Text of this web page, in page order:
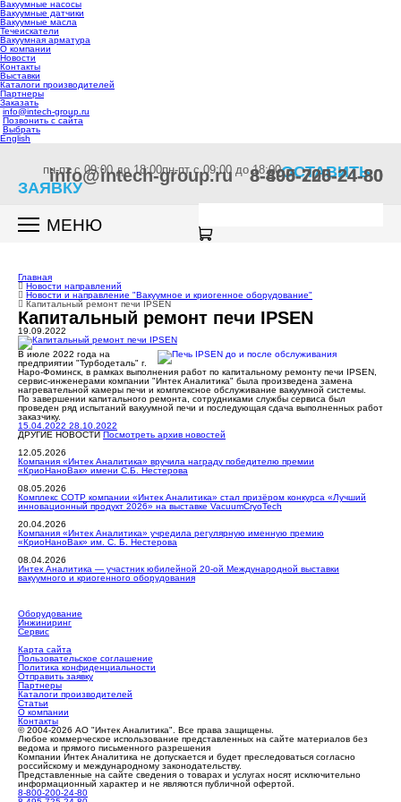
Вакуумные насосы
Вакуумные датчики
Вакуумные масла
Течеискатели
Вакуумная арматура
О компании
Новости
Контакты
Выставки
Каталоги производителей
Партнеры
Заказать
info@intech-group.ru
Позвонить с сайта
Выбрать
English
8-800-200-24-80
пн-пт c 09:00 до 18:00 8-495-725-24-80
пн-пт c 09:00 до 18:00
info@intech-group.ru
ОСТАВИТЬ
ЗАЯВКУ
МЕНЮ
Главная
Новости направлений
Новости и направление "Вакуумное и криогенное оборудование"
Капитальный ремонт печи IPSEN
Капитальный ремонт печи IPSEN
19.09.2022
В июле 2022 года на
предприятии "Турбодеталь" г.
Наро-Фоминск, в рамках выполнения работ по капитальному ремонту печи IPSEN,
сервис-инженерами компании "Интек Аналитика" была произведена замена
нагревательной камеры печи и комплексное обслуживание вакуумной системы.
По завершении капитального ремонта, сотрудниками службы сервиса был
проведен ряд испытаний вакуумной печи и последующая сдача выполненных работ
заказчику.
15.04.2022 28.10.2022
ДРУГИЕ НОВОСТИ Посмотреть архив новостей
12.05.2026
Компания «Интек Аналитика» вручила награду победителю премии
«КриоНаноВак» имени С.Б. Нестерова
08.05.2026
Комплекс СОТР компании «Интек Аналитика» стал призёром конкурса «Лучший
инновационный продукт 2026» на выставке VacuumCryoTech
20.04.2026
Компания «Интек Аналитика» учредила регулярную именную премию
«КриоНаноВак» им. С. Б. Нестерова
08.04.2026
Интек Аналитика — участник юбилейной 20-ой Международной выставки
вакуумного и криогенного оборудования
Оборудование
Инжиниринг
Сервис
Карта сайта
Пользовательское соглашение
Политика конфиденциальности
Отправить заявку
Партнеры
Каталоги производителей
Статьи
О компании
Контакты
© 2004-2026 АО "Интек Аналитика". Все права защищены.
Любое коммерческое использование представленных на сайте материалов без
ведома и прямого письменного разрешения
Компании Интек Аналитика не допускается и будет преследоваться согласно
российскому и международному законодательству.
Представленные на сайте сведения о товарах и услугах носят исключительно
информационный характер и не являются публичной офертой.
8-800-200-24-80